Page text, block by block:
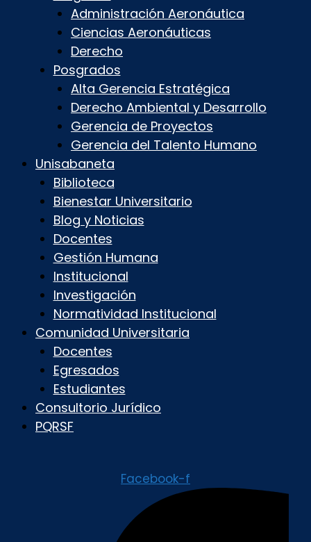
Administración Aeronáutica
Ciencias Aeronáuticas
Derecho
Posgrados
Alta Gerencia Estratégica
Derecho Ambiental y Desarrollo
Gerencia de Proyectos
Gerencia del Talento Humano
Unisabaneta
Biblioteca
Bienestar Universitario
Blog y Noticias
Docentes
Gestión Humana
Institucional
Investigación
Normatividad Institucional
Comunidad Universitaria
Docentes
Egresados
Estudiantes
Consultorio Jurídico
PQRSF
Facebook-f